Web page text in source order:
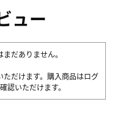
ュー
だありません。
だけます。購入商品はログ
認いただけます。